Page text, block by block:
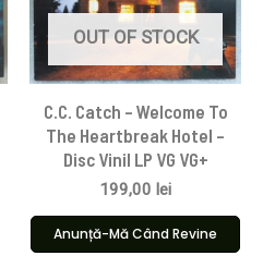
OUT OF STOCK
C.C. Catch – Welcome To
The Heartbreak Hotel –
Disc Vinil LP VG VG+
199,00 lei
Anunță-Mă Când Revine